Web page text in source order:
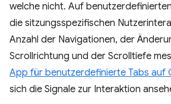
welche nicht. Auf
die sitzungsspezifischen
Anzahl der Navigationen, der
Scrollrichtung und der Scrolltiefe
App für benutzerdefinierte Tabs auf
sich die Signale zur Interaktion